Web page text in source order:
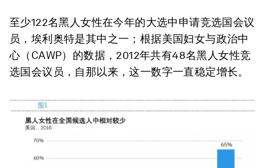
至少122名黑人女性在今年的大选中申请竞选国会议
员，埃利奥特是其中之一；根据美国妇女与政治中
心（CAWP）的数据，2012年共有48名黑人女性竞
选国会议员，自那以来，这一数字一直稳定增长。